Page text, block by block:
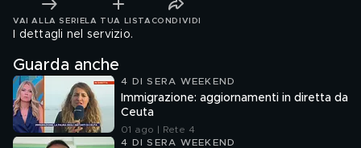
VAI ALLA SERIE LA TUA LISTA CONDIVIDI
I dettagli nel servizio.
Guarda anche
4 DI SERA WEEKEND
Immigrazione: aggiornamenti in diretta da
Ceuta
01 ago | Rete 4
4 DI SERA WEEKEND